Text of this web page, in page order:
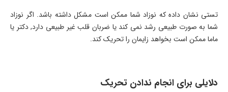
تستی نشان داده که نوزاد شما ممکن است مشکل داشته باشد. اگر نوزاد
شما به صورت طبیعی رشد نمی کند یا ضربان قلب غیر طبیعی دارد, دکتر یا
ماما ممکن است بخواهد زایمان را تحریک کند.
دلایلی برای انجام ندادن تحریک